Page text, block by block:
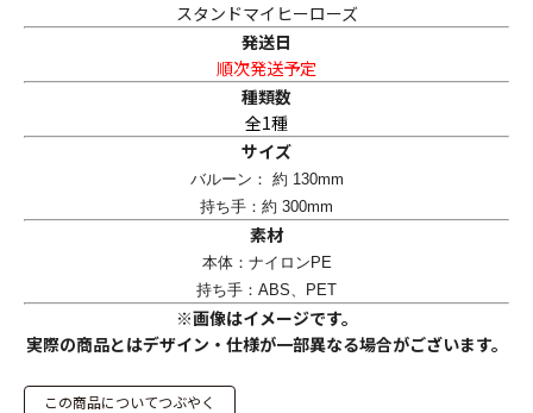
スタンドマイヒーローズ
発送日
順次発送予定
種類数
全1種
サイズ
バルーン： 約 130mm
持ち手：約 300mm
素材
本体：ナイロンPE
持ち手：ABS、PET
※画像はイメージです。
実際の商品とはデザイン・仕様が一部異なる場合がございます。
この商品についてつぶやく